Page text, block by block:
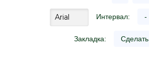
Интервал: -
Закладка: Сделать